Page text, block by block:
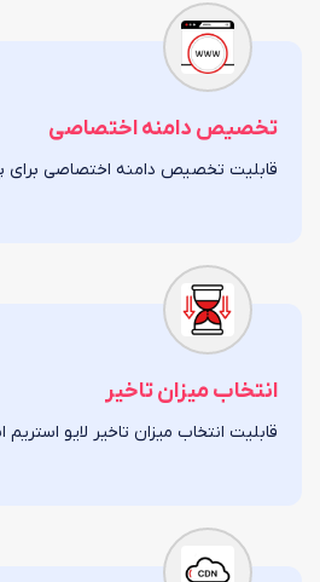
تخصیص دامنه اختصاصی
قابلیت تخصیص دامنه اختصاصی
انتخاب میزان تاخیر
قابلیت انتخاب میزان تاخیر لایو استریم